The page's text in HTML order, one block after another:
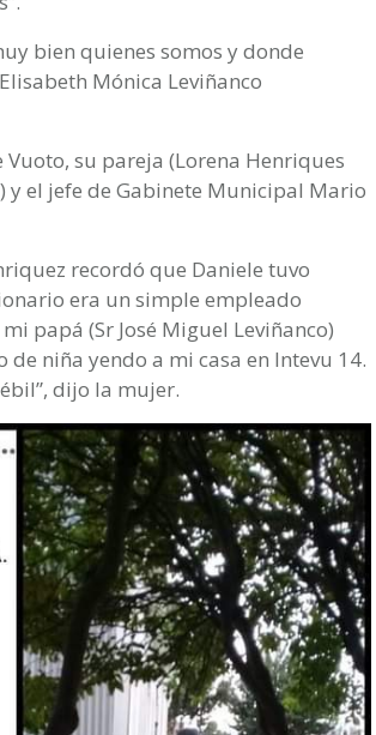
bien quienes somos y donde
Mónica Leviñanco
Vuoto, su pareja (Lorena Henriques
el jefe de Gabinete Municipal Mario
recordó que Daniele tuvo
era un simple empleado
papá (Sr José Miguel Leviñanco)
niña yendo a mi casa en Intevu 14.
dijo la mujer.